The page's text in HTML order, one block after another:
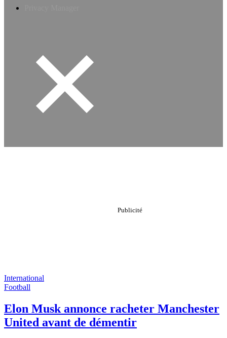
International
Football
Elon Musk annonce racheter Manchester
United avant de démentir